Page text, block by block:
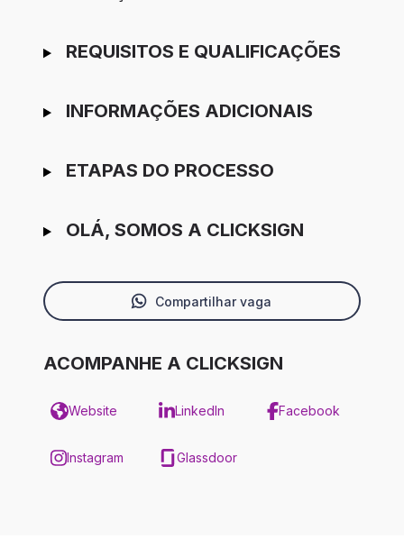
REQUISITOS E QUALIFICAÇÕES
INFORMAÇÕES ADICIONAIS
ETAPAS DO PROCESSO
OLÁ, SOMOS A CLICKSIGN
Compartilhar vaga
ACOMPANHE A CLICKSIGN
Website LinkedIn Facebook
Instagram Glassdoor